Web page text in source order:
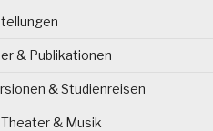
& Publikationen
& Studienreisen
Theater & Musik